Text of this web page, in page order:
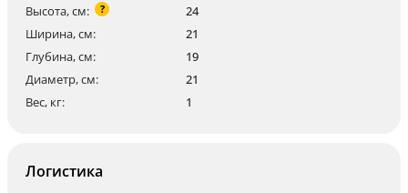
Высота, см: ?
24
Ширина, см:
21
Глубина, см:
19
Диаметр, см:
21
Вес, кг:
1
Логистика